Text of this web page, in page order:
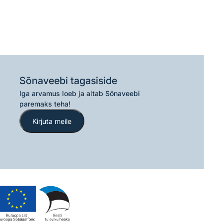
Sõnaveebi tagasiside
Iga arvamus loeb ja aitab Sõnaveebi
paremaks teha!
Kirjuta meile